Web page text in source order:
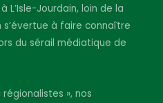
L’Isle-Jourdain, loin de la
s’évertue à faire connaître
du sérail médiatique de
», nos